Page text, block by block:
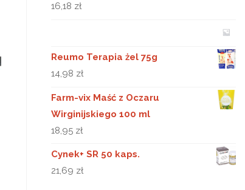
16,18 zł
Reumo Terapia żel 75g
14,98 zł
Farm-vix Maść z Oczaru
Wirginijskiego 100 ml
18,95 zł
Cynek+ SR 50 kaps.
21,69 zł